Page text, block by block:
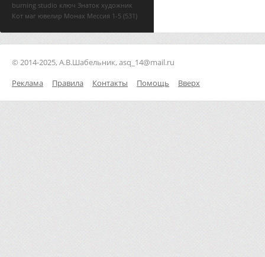
burning studio ключ Знаток художник
Кот маг ювелир Монах Мессия 1-5 (531)
© 2014-2025, А.В.Шабельник, asq_14@mail.ru
Реклама
Правила Контакты Помощь Вверх